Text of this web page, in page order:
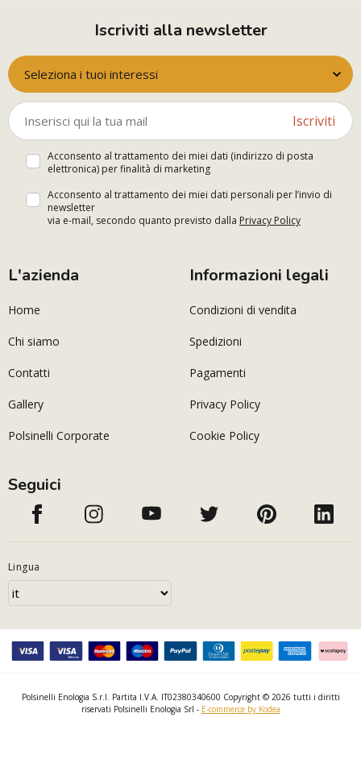
Iscriviti alla newsletter
Seleziona i tuoi interessi
Iscriviti
Acconsento al trattamento dei miei dati (indirizzo di posta
elettronica) per finalità di marketing
Acconsento al trattamento dei miei dati personali per l’invio di
newsletter
via e-mail, secondo quanto previsto dalla Privacy Policy
L'azienda
Home
Chi siamo
Contatti
Gallery
Polsinelli Corporate
Informazioni legali
Condizioni di vendita
Spedizioni
Pagamenti
Privacy Policy
Cookie Policy
Seguici
Lingua
Polsinelli Enologia S.r.l. Partita I.V.A. IT02380340600 Copyright © 2026 tutti i diritti
riservati Polsinelli Enologia Srl - E-commerce by Kodea